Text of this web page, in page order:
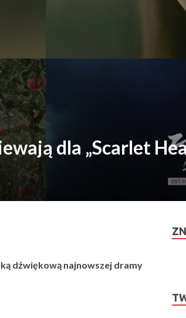
dla „Scarlet
dźwiękową najnowszej dramy